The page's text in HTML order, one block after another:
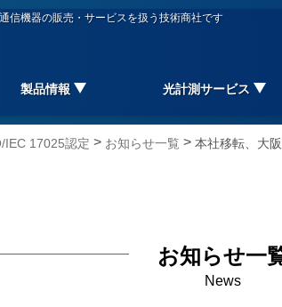
信機器の販売・サービスを扱う技術商社です
製品情報 光計測サービス
IEC 17025認定 > お知らせ一覧 > 本社移転、大
お知らせ一
News